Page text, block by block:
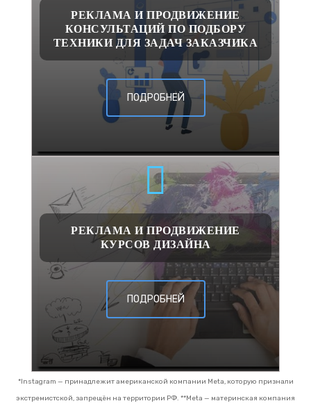
РЕКЛАМА И ПРОДВИЖЕНИЕ
КОНСУЛЬТАЦИЙ ПО ПОДБОРУ
ТЕХНИКИ ДЛЯ ЗАДАЧ ЗАКАЗЧИКА
ПОДРОБНЕЙ
РЕКЛАМА И ПРОДВИЖЕНИЕ
КУРСОВ ДИЗАЙНА
ПОДРОБНЕЙ
*Instagram — принадлежит американской компании Meta, которую признали
экстремистской, запрещён на территории РФ. **Meta — материнская компания